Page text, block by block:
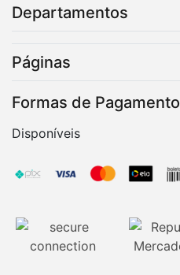
Departamentos
Páginas
Formas de Pagamento
Disponíveis